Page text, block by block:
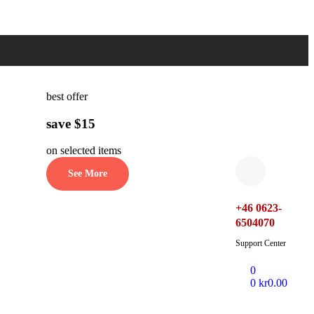
best offer
save $15
on selected items
See More
+46 0623-
6504070
Support Center
0
0 kr0.00